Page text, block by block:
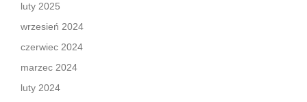
luty 2025
wrzesień 2024
czerwiec 2024
marzec 2024
luty 2024